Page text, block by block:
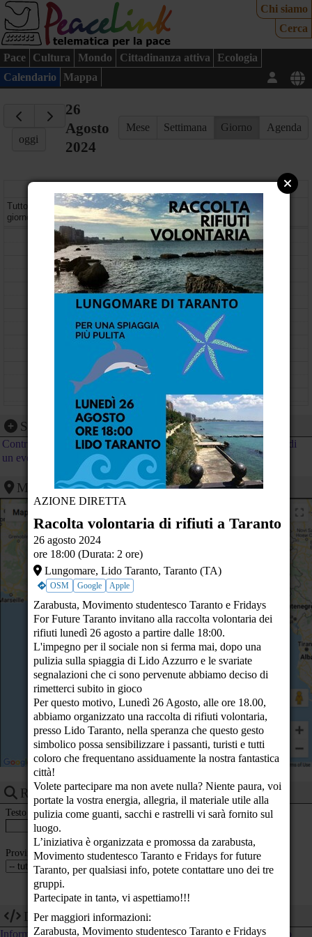
Chi siamo
Cerca
Pace Cultura Mondo Cittadinanza attiva
Ecologia
Calendario
Mappa
oggi
26
Agosto
2024
Mese Settimana Giorno Agenda
Tutto il
giorno
18
19
20
21
22
23
Racolta volontaria di rifiuti a Taranto
Lungomare, Lido Taranto - Taranto (TA)
Segnalazione evento
Contribuisci al calendario di PeaceLink inviando la segnalazione di
un evento
Mappa
Ricerca eventi
Testo
Provincia
Dev
Informazioni tecniche su come utilizzare i dati di questo calendario
AZIONE DIRETTA
Racolta volontaria di rifiuti a Taranto
26 agosto 2024
ore 18:00 (Durata: 2 ore)
Lungomare, Lido Taranto, Taranto (TA)
OSM Google Apple
Zarabusta, Movimento studentesco Taranto e Fridays
For Future Taranto invitano alla raccolta volontaria dei
rifiuti lunedì 26 agosto a partire dalle 18:00.
L'impegno per il sociale non si ferma mai, dopo una
pulizia sulla spiaggia di Lido Azzurro e le svariate
segnalazioni che ci sono pervenute abbiamo deciso di
rimetterci subito in gioco
Per questo motivo, Lunedì 26 Agosto, alle ore 18.00,
abbiamo organizzato una raccolta di rifiuti volontaria,
presso Lido Taranto, nella speranza che questo gesto
simbolico possa sensibilizzare i passanti, turisti e tutti
coloro che frequentano assiduamente la nostra fantastica
città!
Volete partecipare ma non avete nulla? Niente paura, voi
portate la vostra energia, allegria, il materiale utile alla
pulizia come guanti, sacchi e rastrelli vi sarà fornito sul
luogo.
L’iniziativa è organizzata e promossa da zarabusta,
Movimento studentesco Taranto e Fridays for future
Taranto, per qualsiasi info, potete contattare uno dei tre
gruppi.
Partecipate in tantə, vi aspettiamo!!!
Per maggiori informazioni:
Zarabusta, Movimento studentesco Taranto e Fridays